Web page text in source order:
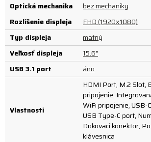
Optická mechanika
bez mechaniky
Rozlíšenie displeja
FHD (1920x1080)
Typ displeja
matný
Veľkosť displeja
15.6"
USB 3.1 port
áno
Vlastnosti
HDMI Port, M.2 Slot,
pripojenie,
WiFi pripojenie,
USB Type-C port,
Dokovací konektor,
klávesnica